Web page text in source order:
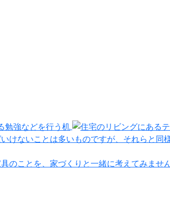
けないことは多いものですが、それらと
のことを、家づくりと一緒に考えてみませ